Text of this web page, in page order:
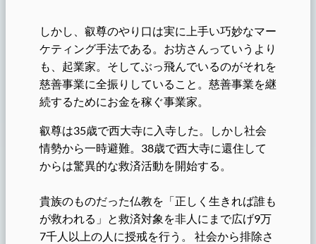
しかし、叡尊のやり口は実に上手い巧妙なマー
ケティング手法である。お坊さんっていうより
も、起業家。そしてぶっ飛んでいるのがそれを
慈善事業に全振りしていること。慈善事業を継
続するためにお金を稼ぐ事業家。
叡尊は35歳で西大寺に入寺した。しかし社会
情勢から一時避難。38歳で西大寺に還住して
からは驚異的な救済活動を開始する。
貴族のものだった仏教を「正しく生きれば誰も
が救われる」と救済対象を非人にまで広げ9万
7千人以上の人に授戒を行う。 社会から排除さ